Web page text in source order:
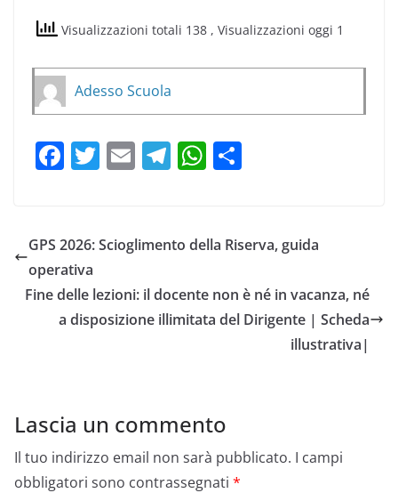
Visualizzazioni totali 138 , Visualizzazioni oggi 1
Adesso Scuola
F
e
b
o
o
T
er
E
l
T
gr
m
W
s
p
p
di
di
GPS 2026: Scioglimento della Riserva, guida
operativa
Fine delle lezioni: il docente non è né in vacanza, né
a disposizione illimitata del Dirigente | Scheda
illustrativa|
Lascia un commento
Il tuo indirizzo email non sarà pubblicato. I campi
obbligatori sono contrassegnati *